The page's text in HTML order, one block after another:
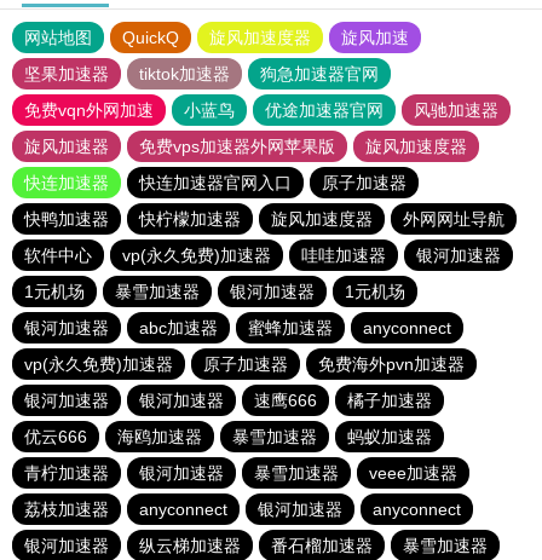
网站地图 QuickQ 旋风加速度器
旋风加速
坚果加速器
tiktok加速器
狗急加速器官网
免费vqn外网加速
小蓝鸟 优途加速器官网
风驰加速器
旋风加速器
免费vps加速器外网苹果版
旋风加速度器
快连加速器
快连加速器官网入口
原子加速器
快鸭加速器
快柠檬加速器 旋风加速度器
外网网址导航
软件中心
vp(永久免费)加速器 哇哇加速器
银河加速器
1元机场
暴雪加速器 银河加速器
1元机场
银河加速器
abc加速器 蜜蜂加速器
anyconnect
vp(永久免费)加速器
原子加速器
免费海外pvn加速器
银河加速器
银河加速器 速鹰666
橘子加速器
优云666
海鸥加速器 暴雪加速器
蚂蚁加速器
青柠加速器
银河加速器 暴雪加速器
veee加速器
荔枝加速器
anyconnect 银河加速器
anyconnect
银河加速器
纵云梯加速器 番石榴加速器 暴雪加速器